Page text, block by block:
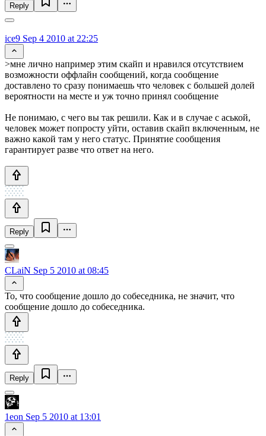
Reply
ice9 Sep 4 2010 at 22:25
>мне лично например этим скайп и нравился отсутствием
возможности оффлайн сообщений, когда сообщение
доставлено то сразу понимаешь что человек с большей долей
вероятности на месте и уж точно принял сообщение
Не понимаю, с чего вы так решили. Как и в случае с аськой,
человек может попросту уйти, оставив скайп включенным, не
важно какой там у него статус. Принятие сообщения
гарантирует разве что ответ на него.
Reply
CLaiN Sep 5 2010 at 08:45
То, что сообщение дошло до собеседника, не значит, что
сообщение дошло до собеседника.
Reply
1eon Sep 5 2010 at 13:01